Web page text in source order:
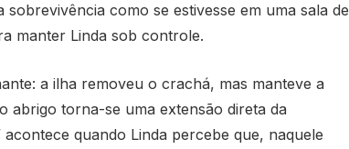
como se estivesse em uma sala de
manter Linda sob controle.
a ilha removeu o crachá, mas manteve a
abrigo torna-se uma extensão direta da
quando Linda percebe que, naquele